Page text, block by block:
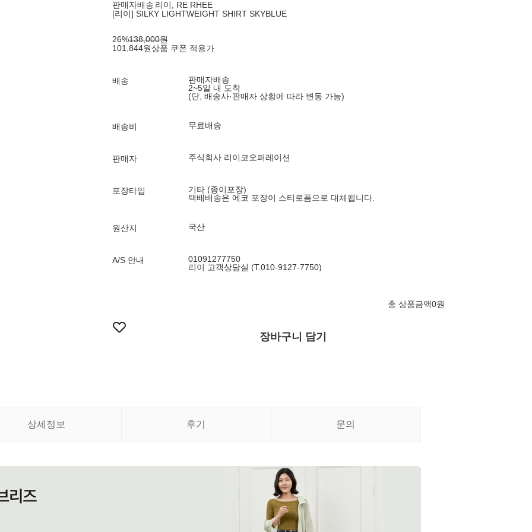
판매자배송 리이, RE RHEE
[리이] SILKY LIGHTWEIGHT SHIRT SKYBLUE
26%138,000원
101,844원상품 쿠폰 적용가
배송
판매자배송
2~5일 내 도착
(단, 배송사·판매자 상황에 따라 변동 가능)
배송비 무료배송
판매자 주식회사 리이코오퍼레이션
포장타입
기타 (종이포장)
택배배송은 에코 포장이 스티로폼으로 대체됩니다.
원산지 국산
A/S 안내
01091277750
리이 고객상담실 (T.010-9127-7750)
총 상품금액0원
장바구니 담기
상세정보 후기 문의